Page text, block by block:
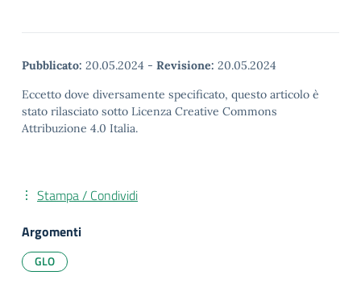
Pubblicato: 20.05.2024 - Revisione: 20.05.2024
Eccetto dove diversamente specificato, questo articolo è
stato rilasciato sotto Licenza Creative Commons
Attribuzione 4.0 Italia.
Stampa / Condividi
Argomenti
GLO